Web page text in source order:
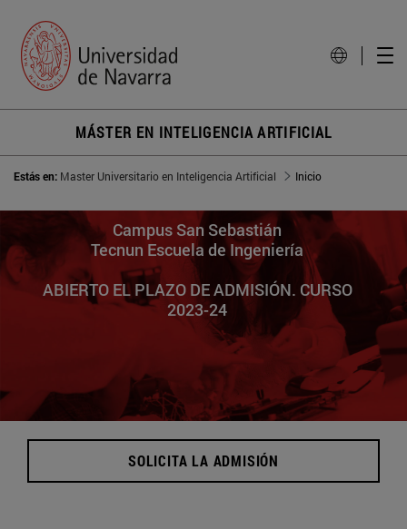
MÁSTER EN INTELIGENCIA ARTIFICIAL
Estás en: Master Universitario en Inteligencia Artificial Inicio
Campus San Sebastián
Tecnun Escuela de Ingeniería
ABIERTO EL PLAZO DE ADMISIÓN. CURSO
2023-24
Máster en Inteligencia
Artificial*
SOLICITA LA ADMISIÓN